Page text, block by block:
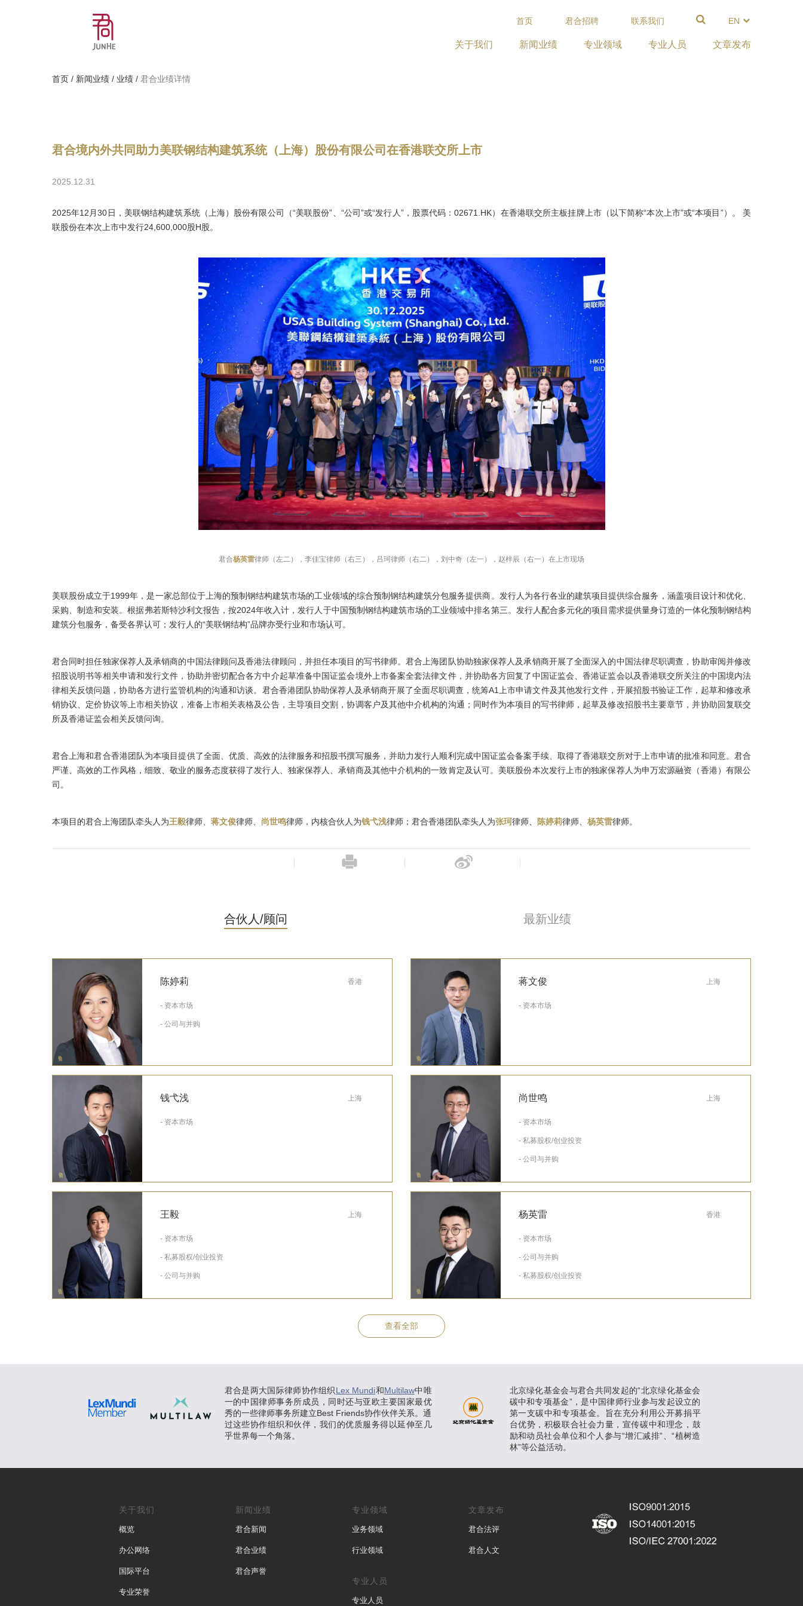
EN
首页 君合招聘 联系我们
关于我们 新闻业绩 专业领域 专业人员 文章发布
首页 / 新闻业绩 / 业绩 / 君合业绩详情
君合境内外共同助力美联钢结构建筑系统（上海）股份有限公司在香港联交所上市
2025.12.31
2025年12月30日，美联钢结构建筑系统（上海）股份有限公司（“美联股份”、“公司”或“发行人”，股票代码：02671.HK）在香港联交所主板挂牌上市（以下简称“本次上市”或“本项目”）。 美
联股份在本次上市中发行24,600,000股H股。
君合杨英雷律师（左二），李佳宝律师（右三），吕珂律师（右二），刘中奇（左一），赵梓辰（右一）在上市现场
美联股份成立于1999年，是一家总部位于上海的预制钢结构建筑市场的工业领域的综合预制钢结构建筑分包服务提供商。发行人为各行各业的建筑项目提供综合服务，涵盖项目设计和优化、
采购、制造和安装。根据弗若斯特沙利文报告，按2024年收入计，发行人于中国预制钢结构建筑市场的工业领域中排名第三。发行人配合多元化的项目需求提供量身订造的一体化预制钢结构
建筑分包服务，备受各界认可；发行人的“美联钢结构”品牌亦受行业和市场认可。
君合同时担任独家保荐人及承销商的中国法律顾问及香港法律顾问，并担任本项目的写书律师。君合上海团队协助独家保荐人及承销商开展了全面深入的中国法律尽职调查，协助审阅并修改
招股说明书等相关申请和发行文件，协助并密切配合各方中介起草准备中国证监会境外上市备案全套法律文件，并协助各方回复了中国证监会、香港证监会以及香港联交所关注的中国境内法
律相关反馈问题，协助各方进行监管机构的沟通和访谈。君合香港团队协助保荐人及承销商开展了全面尽职调查，统筹A1上市申请文件及其他发行文件，开展招股书验证工作，起草和修改承
销协议、定价协议等上市相关协议，准备上市相关表格及公告，主导项目交割，协调客户及其他中介机构的沟通；同时作为本项目的写书律师，起草及修改招股书主要章节，并协助回复联交
所及香港证监会相关反馈问询。
君合上海和君合香港团队为本项目提供了全面、优质、高效的法律服务和招股书撰写服务，并助力发行人顺利完成中国证监会备案手续、取得了香港联交所对于上市申请的批准和同意。君合
严谨、高效的工作风格，细致、敬业的服务态度获得了发行人、独家保荐人、承销商及其他中介机构的一致肯定及认可。美联股份本次发行上市的独家保荐人为申万宏源融资（香港）有限公
司。
本项目的君合上海团队牵头人为王毅律师、 蒋文俊律师、 尚世鸣律师，内核合伙人为钱弋浅律师；君合香港团队牵头人为张珂律师、 陈婷莉律师、 杨英雷律师。
合伙人/顾问 最新业绩
陈婷莉 香港
- 资本市场
- 公司与并购
蒋文俊 上海
- 资本市场
钱弋浅 上海
- 资本市场
尚世鸣 上海
- 资本市场
- 私募股权/创业投资
- 公司与并购
王毅 上海
- 资本市场
- 私募股权/创业投资
- 公司与并购
杨英雷 香港
- 资本市场
- 公司与并购
- 私募股权/创业投资
查看全部
君合是两大国际律师协作组织Lex Mundi和Multilaw中唯
一的中国律师事务所成员，同时还与亚欧主要国家最优
秀的一些律师事务所建立Best Friends协作伙伴关系。通
过这些协作组织和伙伴，我们的优质服务得以延伸至几
乎世界每一个角落。
北京绿化基金会与君合共同发起的“北京绿化基金会
碳中和专项基金”，是中国律师行业参与发起设立的
第一支碳中和专项基金。旨在充分利用公开募捐平
台优势，积极联合社会力量，宣传碳中和理念，鼓
励和动员社会单位和个人参与“增汇减排”、“植树造
林”等公益活动。
关于我们
概览
办公网络
国际平台
专业荣誉
新闻业绩
君合新闻
君合业绩
君合声誉
专业领域
业务领域
行业领域
专业人员
专业人员
文章发布
君合法评
君合人文